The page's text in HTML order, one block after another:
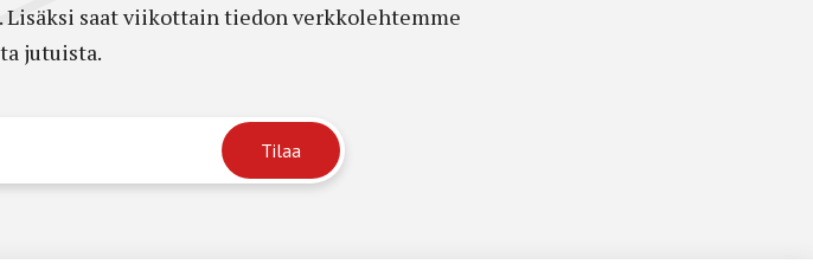
saat viikottain tiedon verkkolehtemme
jutuista.